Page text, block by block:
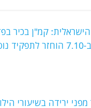
l
er
e
b
k
קמ"ן בכיר
פלישת החמאס ב-7.10 הוחזר
ירידה בשיעורי